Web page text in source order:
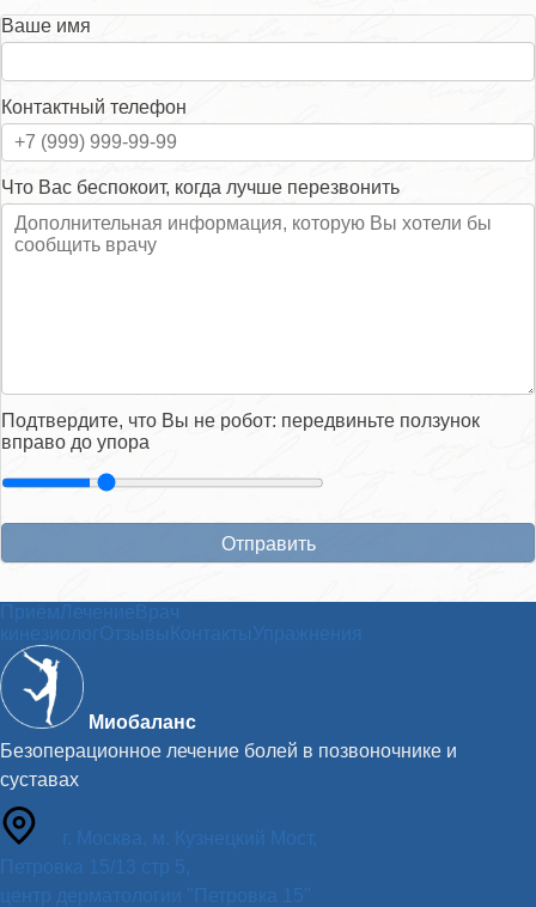
Ваше имя
Контактный телефон
Что Вас беспокоит, когда лучше перезвонить
Подтвердите, что Вы не робот: передвиньте ползунок
вправо до упора
Приём Лечение Врач
кинезиологОтзывы КонтактыУпражнения
Миобаланс
Безоперационное лечение болей в позвоночнике и
суставах
г. Москва, м. Кузнецкий Мост,
Петровка 15/13 стр 5,
центр дерматологии "Петровка 15"